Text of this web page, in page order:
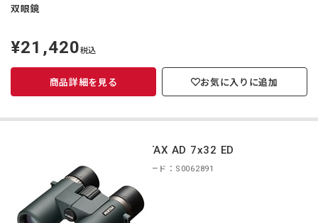
双眼鏡
定
価
¥21,420税込
商品詳細を見る お気に入りに追加
PENTAX AD 7x32 ED
商品コード：S0062891